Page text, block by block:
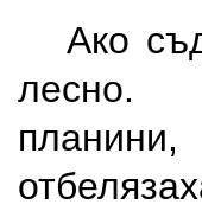
Ако
лесно.